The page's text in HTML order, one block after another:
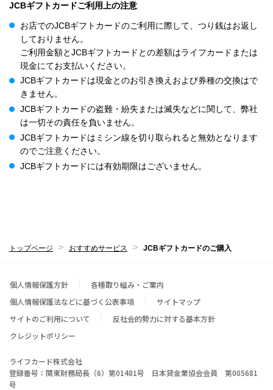
JCBギフトカードご利用上の注意
お店でのJCBギフトカードのご利用に際して、つり銭はお返し
しておりません。
ご利用金額とJCBギフトカードとの差額はライフカードまたは
現金にてお支払いください。
JCBギフトカードは現金とのお引き換えおよび券種の交換はで
きません。
JCBギフトカードの盗難・紛失または滅失などに関して、弊社
は一切その責任を負いません。
JCBギフトカードはミシン線を切り取られると無効となります
のでご注意ください。
JCBギフトカードには有効期限はございません。
トップページ おすすめサービス JCBギフトカードのご購入
個人情報保護方針
各種取り組み・ご案内
個人情報保護法などに基づく公表事項
サイトマップ
サイトのご利用について
反社会的勢力に対する基本方針
クレジットポリシー
ライフカード株式会社
登録番号：関東財務局長（6）第01481号 日本貸金業協会会員 第005681
号